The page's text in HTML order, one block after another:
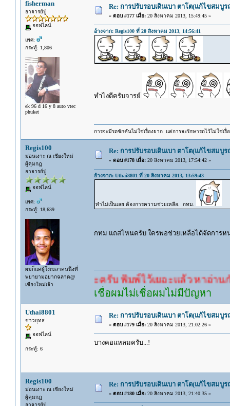
fisherman
อาจารย์ปู่
ออฟไลน์
เพศ:
กระทู้: 1,806
ek 96 d 16 y 8 auto vtec
phuket
Re: การปรับรอบเดินเบา ตาโต(แก้ไขสมบู
« ตอบ #177 เมื่อ:20 สิงหาคม 2013, 15:49:45 »
อ้างจาก: Regis100 ที่ 20 สิงหาคม 2013, 14:56:41
ทำไงดีครับจารย์
การจะมีรถซักคันไม่ใช่เรื่องยาก แต่การจะรักษารถไว้ไม่ใช่เรื่
Regis100
ม่อนเงาะ ณ เชียงใหม่
ผู้คุมกฎ
อาจารย์ปู่
ออฟไลน์
เพศ:
กระทู้: 18,639
ผมก็แค่ผู้โง่เขลาคนนึงที่
พยายามอยากฉลาด@
เชียงใหม่เจ้า
Re: การปรับรอบเดินเบา ตาโต(แก้ไขสมบู
« ตอบ #178 เมื่อ:20 สิงหาคม 2013, 17:54:42 »
อ้างจาก: Uthai8801 ที่ 20 สิงหาคม 2013, 13:59:43
ทำไม่เป็นเลย ต้องการความช่วยเหลือ. กทม.
กทม แถสไหนครับ ใครพอช่วยเหลือได้จัดการ
คำตอบนะครับ พิมพ์ไว้เยอะแล้ว หาอ่านกันดู
เชื่อผมไม่เชื่อผมไม่มีปัญหา
Uthai8801
ชาวยุทธ
ออฟไลน์
กระทู้: 6
Re: การปรับรอบเดินเบา ตาโต(แก้ไขสมบู
« ตอบ #179 เมื่อ:20 สิงหาคม 2013, 21:02:26 »
บางคอแหลมครับ...!
Regis100
ม่อนเงาะ ณ เชียงใหม่
ผู้คุมกฎ
อาจารย์ปู่
Re: การปรับรอบเดินเบา ตาโต(แก้ไขสมบู
« ตอบ #180 เมื่อ:20 สิงหาคม 2013, 21:40:35 »